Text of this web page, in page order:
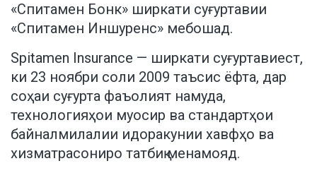
«Спитамен Бонк» ширкати суғуртавии
«Спитамен Иншуренс» мебошад.
Spitamen Insurance — ширкати суғуртавиест,
ки 23 ноябри соли 2009 таъсис ёфта, дар
соҳаи суғурта фаъолият намуда,
технологияҳои муосир ва стандартҳои
байналмилалии идоракунии хавфҳо ва
хизматрасониро татбиқ менамояд.